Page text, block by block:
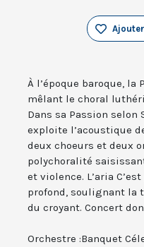
À l’époque baroque,
mêlant le choral
Dans sa Passion selon
exploite l’acoustique
deux choeurs et deux
polychoralité
et violence. L’aria
profond, soulignant la
du croyant. Concert
Orchestre :Banquet